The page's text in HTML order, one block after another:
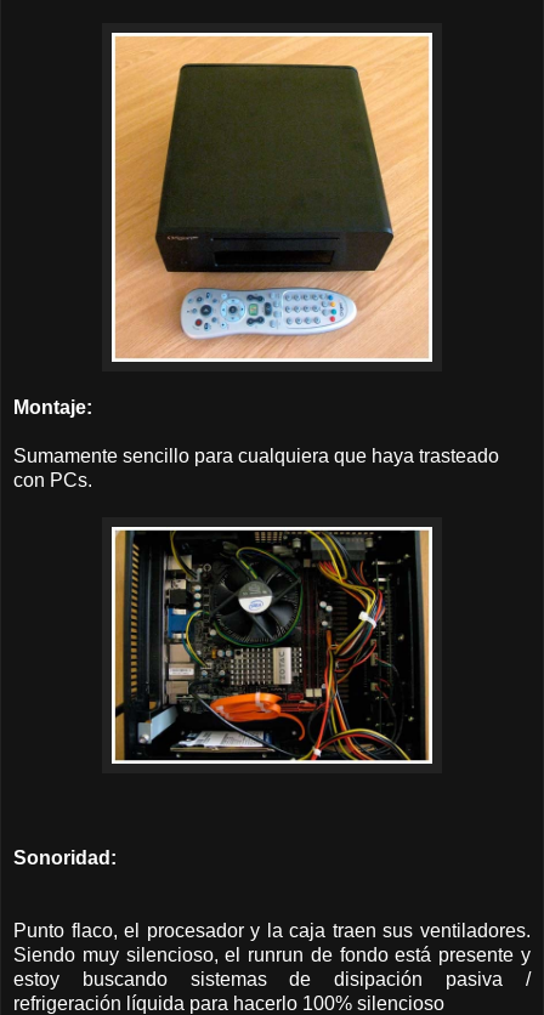
Montaje:
Sumamente sencillo para cualquiera que haya trasteado
con PCs.
Sonoridad:
Punto flaco, el procesador y la caja traen sus ventiladores.
Siendo muy silencioso, el runrun de fondo está presente y
estoy buscando sistemas de disipación pasiva /
refrigeración líquida para hacerlo 100% silencioso